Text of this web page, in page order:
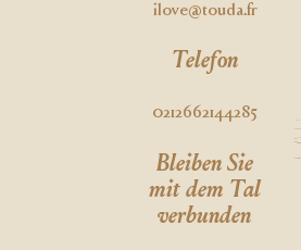
ilove@touda.fr
Telefon
0212662144285
Bleiben Sie
mit dem Tal
verbunden